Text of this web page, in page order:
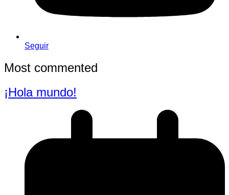
Seguir
Most commented
¡Hola mundo!